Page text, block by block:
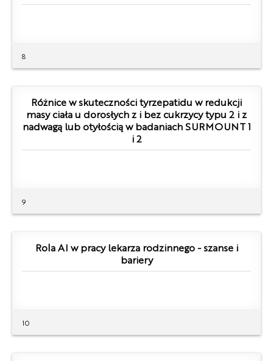
8
Różnice w skuteczności tyrzepatidu w redukcji
masy ciała u dorosłych z i bez cukrzycy typu 2 i z
nadwagą lub otyłością w badaniach SURMOUNT 1
i 2
9
Rola AI w pracy lekarza rodzinnego - szanse i
bariery
10